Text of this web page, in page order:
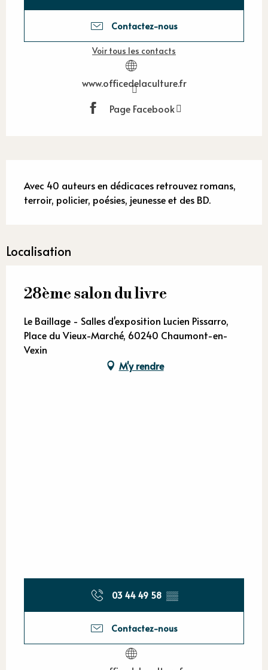
Contactez-nous
Voir tous les contacts
www.officedelaculture.fr
Page Facebook
Avec 40 auteurs en dédicaces retrouvez romans,
terroir, policier, poésies, jeunesse et des BD.
Localisation
28ème salon du livre
Le Baillage - Salles d'exposition Lucien Pissarro,
Place du Vieux-Marché, 60240 Chaumont-en-
Vexin
M'y rendre
03 44 49 58 ▒▒
Contactez-nous